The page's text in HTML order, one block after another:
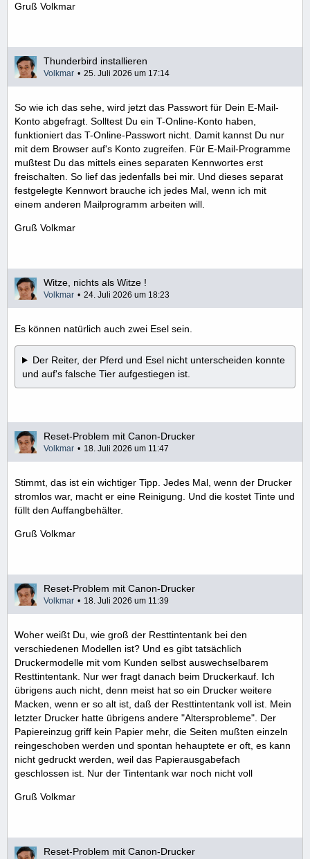
Gruß Volkmar
Thunderbird installieren
Volkmar 25. Juli 2026 um 17:14
So wie ich das sehe, wird jetzt das Passwort für Dein E-Mail-
Konto abgefragt. Solltest Du ein T-Online-Konto haben,
funktioniert das T-Online-Passwort nicht. Damit kannst Du nur
mit dem Browser auf's Konto zugreifen. Für E-Mail-Programme
mußtest Du das mittels eines separaten Kennwortes erst
freischalten. So lief das jedenfalls bei mir. Und dieses separat
festgelegte Kennwort brauche ich jedes Mal, wenn ich mit
einem anderen Mailprogramm arbeiten will.
Gruß Volkmar
Witze, nichts als Witze !
Volkmar 24. Juli 2026 um 18:23
Es können natürlich auch zwei Esel sein.
Der Reiter, der Pferd und Esel nicht unterscheiden konnte
und auf's falsche Tier aufgestiegen ist.
Reset-Problem mit Canon-Drucker
Volkmar 18. Juli 2026 um 11:47
Stimmt, das ist ein wichtiger Tipp. Jedes Mal, wenn der Drucker
stromlos war, macht er eine Reinigung. Und die kostet Tinte und
füllt den Auffangbehälter.
Gruß Volkmar
Reset-Problem mit Canon-Drucker
Volkmar 18. Juli 2026 um 11:39
Woher weißt Du, wie groß der Resttintentank bei den
verschiedenen Modellen ist? Und es gibt tatsächlich
Druckermodelle mit vom Kunden selbst auswechselbarem
Resttintentank. Nur wer fragt danach beim Druckerkauf. Ich
übrigens auch nicht, denn meist hat so ein Drucker weitere
Macken, wenn er so alt ist, daß der Resttintentank voll ist. Mein
letzter Drucker hatte übrigens andere "Altersprobleme". Der
Papiereinzug griff kein Papier mehr, die Seiten mußten einzeln
reingeschoben werden und spontan hehauptete er oft, es kann
nicht gedruckt werden, weil das Papierausgabefach
geschlossen ist. Nur der Tintentank war noch nicht voll
Gruß Volkmar
Reset-Problem mit Canon-Drucker